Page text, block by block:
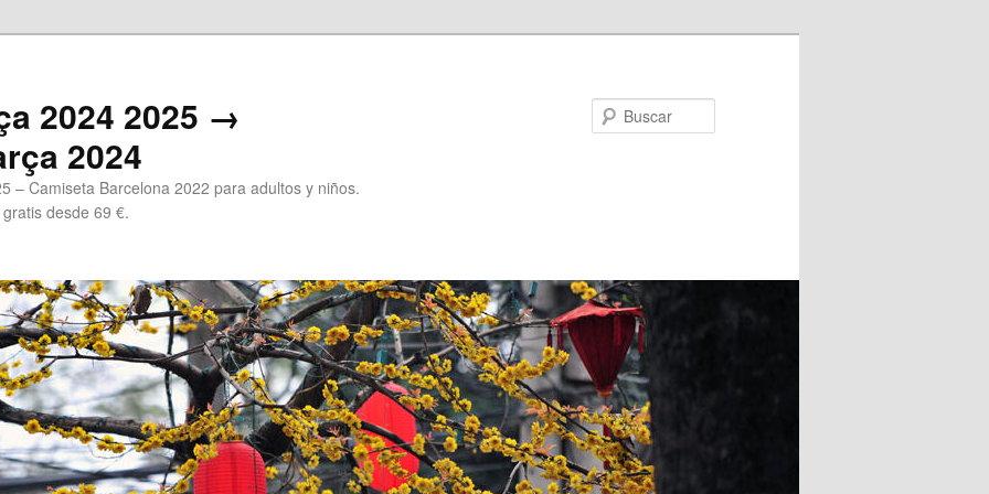
2024 2025 →
2024
– Camiseta Barcelona 2022 para adultos y niños.
desde 69 €.